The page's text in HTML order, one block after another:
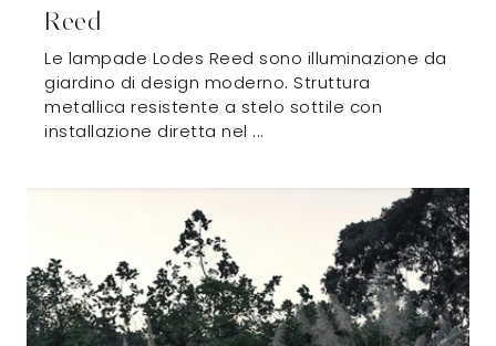
Reed
Le lampade Lodes Reed sono illuminazione da
giardino di design moderno. Struttura
metallica resistente a stelo sottile con
installazione diretta nel ...